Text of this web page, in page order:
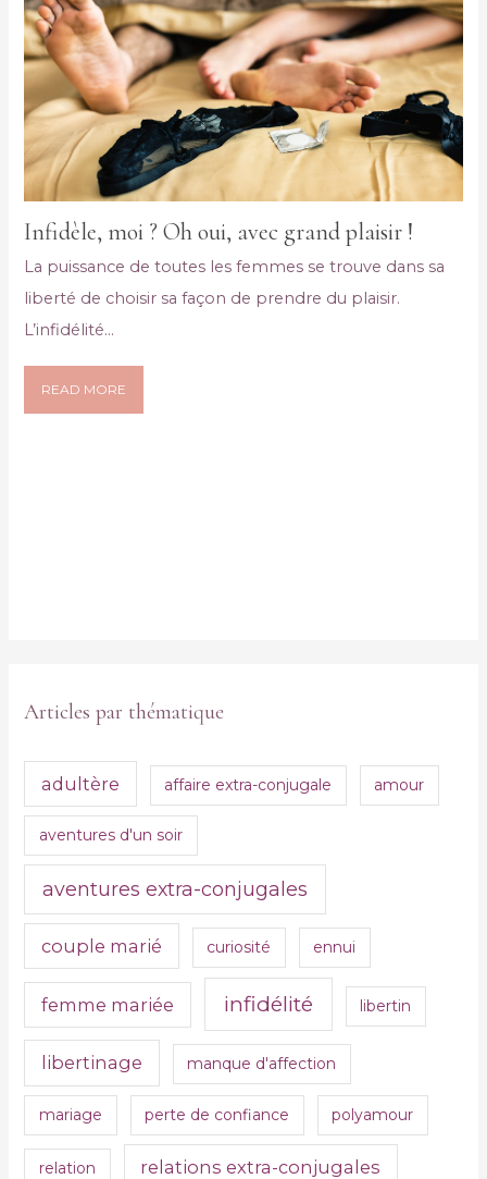
Infidèle, moi ? Oh oui, avec grand plaisir !
La puissance de toutes les femmes se trouve dans sa
liberté de choisir sa façon de prendre du plaisir.
L’infidélité...
READ MORE
Articles par thématique
adultère affaire extra-conjugale amour
aventures d'un soir
aventures extra-conjugales
couple marié curiosité ennui
femme mariée infidélité libertin
libertinage manque d'affection
mariage perte de confiance polyamour
relation relations extra-conjugales